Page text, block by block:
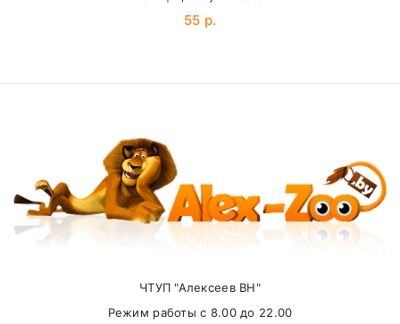
Внимание стоимость доставки зависит от
суммы заказа.
55 р.
ЧТУП "Алексеев ВН"
Режим работы с 8.00 до 22.00